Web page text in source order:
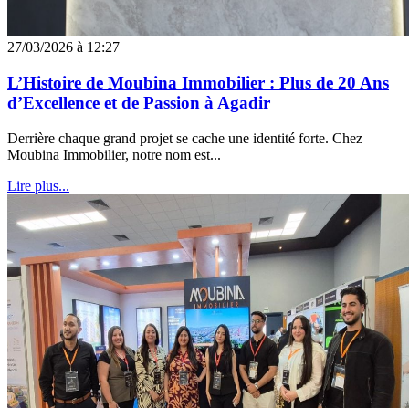
27/03/2026 à 12:27
L’Histoire de Moubina Immobilier : Plus de 20 Ans
d’Excellence et de Passion à Agadir
Derrière chaque grand projet se cache une identité forte. Chez
Moubina Immobilier, notre nom est...
Lire plus...